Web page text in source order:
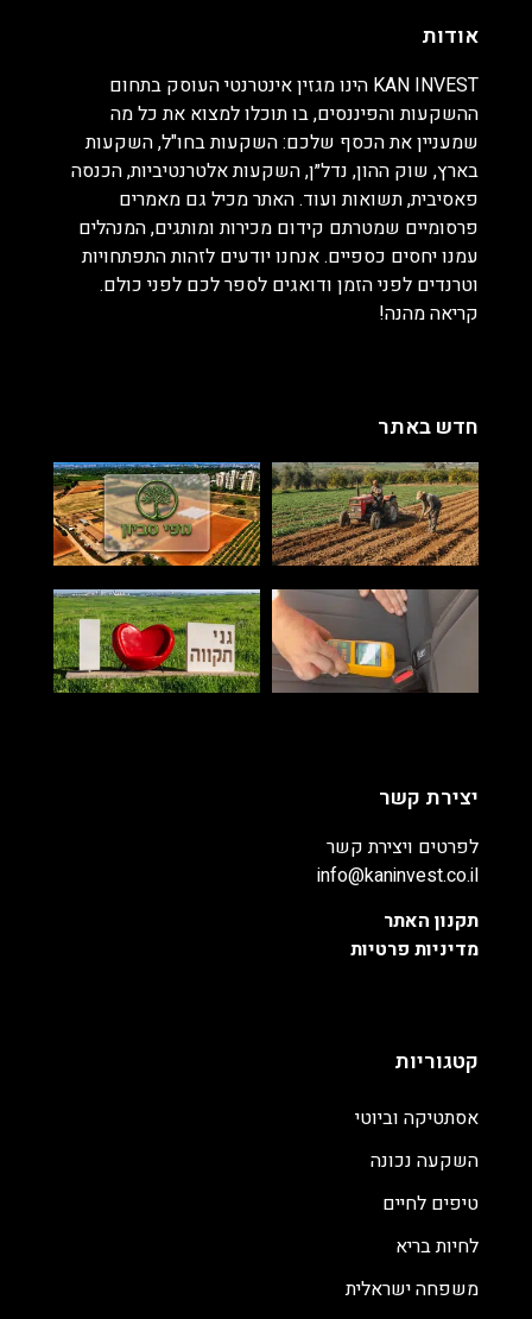
אודות
KAN INVEST הינו מגזין אינטרנטי העוסק בתחום
ההשקעות והפיננסים, בו תוכלו למצוא את כל מה
שמעניין את הכסף שלכם: השקעות בחו"ל, השקעות
בארץ, שוק ההון, נדל״ן, השקעות אלטרנטיביות, הכנסה
פאסיבית, תשואות ועוד. האתר מכיל גם מאמרים
פרסומיים שמטרתם קידום מכירות ומותגים, המנהלים
עמנו יחסים כספיים. אנחנו יודעים לזהות התפתחויות
וטרנדים לפני הזמן ודואגים לספר לכם לפני כולם.
קריאה מהנה!
חדש באתר
יצירת קשר
לפרטים ויצירת קשר
info@kaninvest.co.il
תקנון האתר
מדיניות פרטיות
קטגוריות
אסתטיקה וביוטי
השקעה נכונה
טיפים לחיים
לחיות בריא
משפחה ישראלית